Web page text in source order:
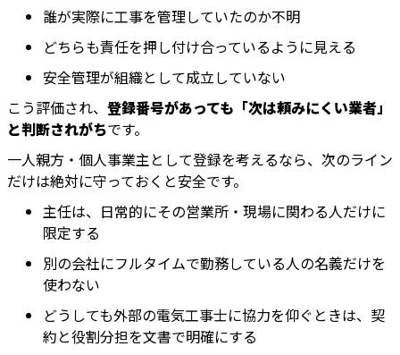
誰が実際に工事を管理していたのか不明
どちらも責任を押し付け合っているように見える
安全管理が組織として成立していない
こう評価され、 登録番号があっても「次は頼みにくい業者」
と判断されがちです。
一人親方・個人事業主として登録を考えるなら、次のライン
だけは絶対に守っておくと安全です。
主任は、日常的にその営業所・現場に関わる人だけに
限定する
別の会社にフルタイムで勤務している人の名義だけを
使わない
どうしても外部の電気工事士に協力を仰ぐときは、契
約と役割分担を文書で明確にする